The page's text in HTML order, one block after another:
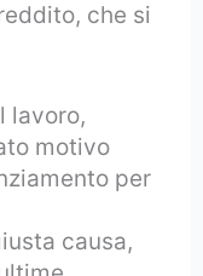
che si
lavoro,
motivo
per
causa,